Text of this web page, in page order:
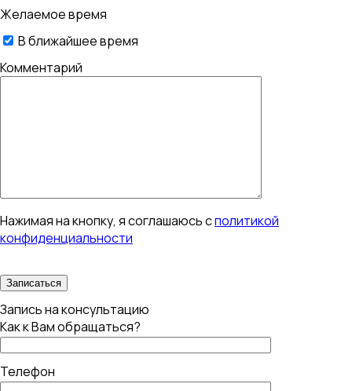
Желаемое время
В ближайшее время
Комментарий
Нажимая на кнопку, я соглашаюсь сполитикой
конфиденциальности
Запись на консультацию
Как к Вам обращаться?
Телефон